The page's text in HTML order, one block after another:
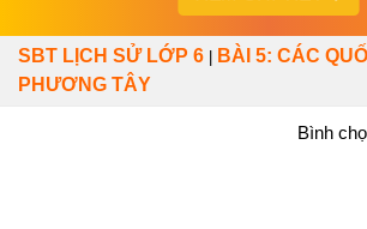
SBT LỊCH SỬ LỚP 6
BÀI 5: CÁC
PHƯƠNG TÂY
Bình